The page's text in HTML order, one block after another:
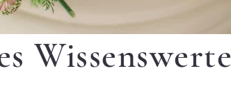
Wissenswerte